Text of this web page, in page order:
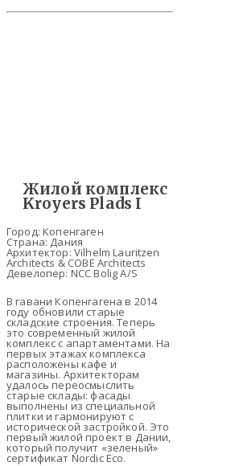
Жилой комплекс
Kroyers Plads I
Город: Копенгаген
Страна: Дания
Архитектор: Vilhelm Lauritzen
Architects & COBE Architects
Девелопер: NCC Bolig A/S
В гавани Копенгагена в 2014
году обновили старые
складские строения. Теперь
это современный жилой
комплекс с апартаментами. На
первых этажах комплекса
расположены кафе и
магазины. Архитекторам
удалось переосмыслить
старые склады: фасады
выполнены из специальной
плитки и гармонируют с
исторической застройкой. Это
первый жилой проект в Дании,
который получит «зеленый»
сертификат Nordic Eco.